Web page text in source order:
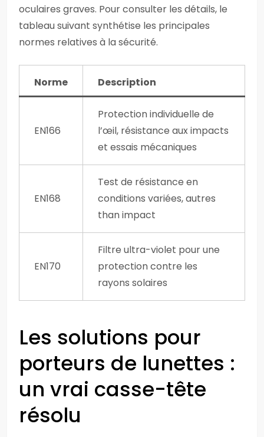
oculaires graves. Pour consulter les détails, le
tableau suivant synthétise les principales
normes relatives à la sécurité.
Norme Description
EN166
Protection individuelle de
l’œil, résistance aux impacts
et essais mécaniques
EN168
Test de résistance en
conditions variées, autres
than impact
EN170
Filtre ultra-violet pour une
protection contre les
rayons solaires
Les solutions pour
porteurs de lunettes :
un vrai casse-tête
résolu